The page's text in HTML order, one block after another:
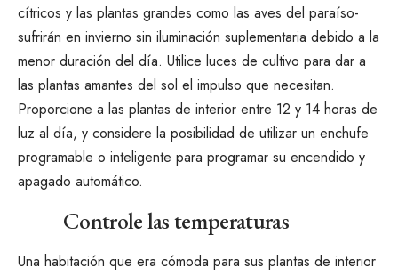
cítricos y las plantas grandes como las aves del paraíso-
sufrirán en invierno sin iluminación suplementaria debido a la
menor duración del día. Utilice luces de cultivo para dar a
las plantas amantes del sol el impulso que necesitan.
Proporcione a las plantas de interior entre 12 y 14 horas de
luz al día, y considere la posibilidad de utilizar un enchufe
programable o inteligente para programar su encendido y
apagado automático.
Controle las temperaturas
Una habitación que era cómoda para sus plantas de interior